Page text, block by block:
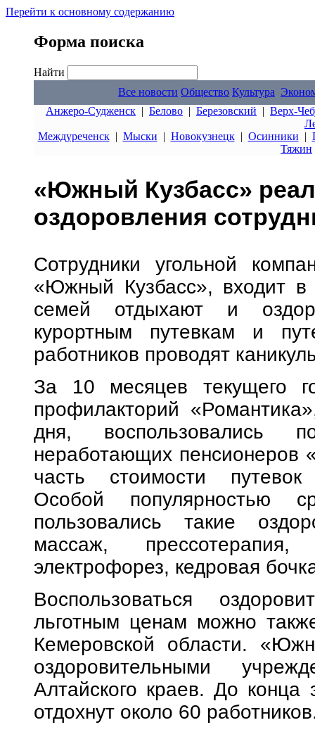
Перейти к основному содержанию
Форма поиска
Найти
Все новости Общество Культура
Анжеро-Судженск | Белово | Березовский | Верх-
Междуреченск| Мыски | Новокузнецк| Осинники |
Тяжин
«Южный Кузбасс»
оздоровления
Сотрудники угольной
«Южный Кузбасс», входит
семей отдыхают и
курортным путевкам и
работников проводят
За 10 месяцев текущего
профилакторий
дня, воспользовались
неработающих пенсионеров
часть стоимости
Особой популярностью
пользовались такие
массаж, прессотерапия,
электрофорез, кедровая
Воспользоваться
льготным ценам можно
Кемеровской области.
оздоровительными
Алтайского краев. До конца
отдохнут около 60